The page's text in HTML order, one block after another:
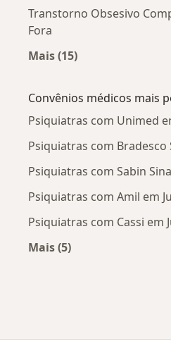
Transtorno Obsesivo
Fora
Mais (15)
Convênios médicos mais
Psiquiatras com Unimed
Psiquiatras com Bradesco
Psiquiatras com Sabin
Psiquiatras com Amil em
Psiquiatras com Cassi em
Mais (5)